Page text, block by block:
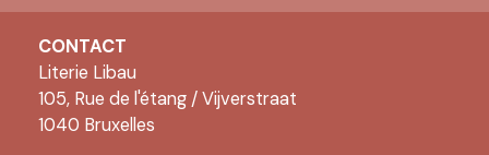
CONTACT
Literie Libau
105, Rue de l'étang / Vijverstraat
1040 Bruxelles